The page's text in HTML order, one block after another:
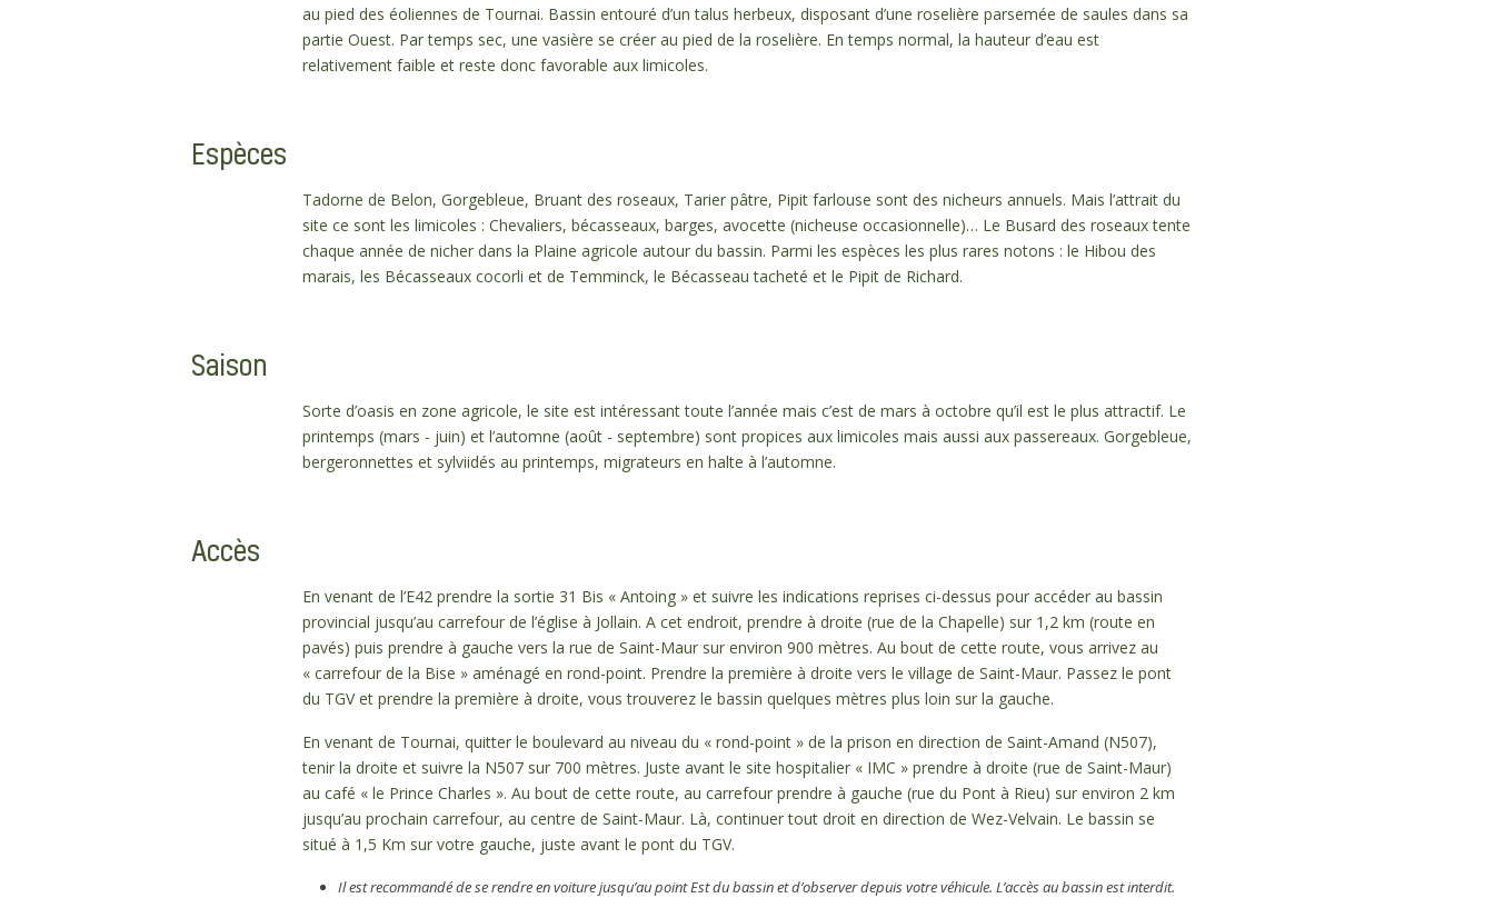
au pied des éoliennes de Tournai. Bassin entouré d’un talus herbeux, disposant d’une roselière parsemée de saules dans sa
partie Ouest. Par temps sec, une vasière se créer au pied de la roselière. En temps normal, la hauteur d’eau est
relativement faible et reste donc favorable aux limicoles.
Espèces
Tadorne de Belon, Gorgebleue, Bruant des roseaux, Tarier pâtre, Pipit farlouse sont des nicheurs annuels. Mais l’attrait du
site ce sont les limicoles : Chevaliers, bécasseaux, barges, avocette (nicheuse occasionnelle)… Le Busard des roseaux tente
chaque année de nicher dans la Plaine agricole autour du bassin. Parmi les espèces les plus rares notons : le Hibou des
marais, les Bécasseaux cocorli et de Temminck, le Bécasseau tacheté et le Pipit de Richard.
Saison
Sorte d’oasis en zone agricole, le site est intéressant toute l’année mais c’est de mars à octobre qu’il est le plus attractif. Le
printemps (mars - juin) et l’automne (août - septembre) sont propices aux limicoles mais aussi aux passereaux. Gorgebleue,
bergeronnettes et sylviidés au printemps, migrateurs en halte à l’automne.
Accès
En venant de l’E42 prendre la sortie 31 Bis « Antoing » et suivre les indications reprises ci-dessus pour accéder au bassin
provincial jusqu’au carrefour de l’église à Jollain. A cet endroit, prendre à droite (rue de la Chapelle) sur 1,2 km (route en
pavés) puis prendre à gauche vers la rue de Saint-Maur sur environ 900 mètres. Au bout de cette route, vous arrivez au
« carrefour de la Bise » aménagé en rond-point. Prendre la première à droite vers le village de Saint-Maur. Passez le pont
du TGV et prendre la première à droite, vous trouverez le bassin quelques mètres plus loin sur la gauche.
En venant de Tournai, quitter le boulevard au niveau du « rond-point » de la prison en direction de Saint-Amand (N507),
tenir la droite et suivre la N507 sur 700 mètres. Juste avant le site hospitalier « IMC » prendre à droite (rue de Saint-Maur)
au café « le Prince Charles ». Au bout de cette route, au carrefour prendre à gauche (rue du Pont à Rieu) sur environ 2 km
jusqu’au prochain carrefour, au centre de Saint-Maur. Là, continuer tout droit en direction de Wez-Velvain. Le bassin se
situé à 1,5 Km sur votre gauche, juste avant le pont du TGV.
Il est recommandé de se rendre en voiture jusqu’au point Est du bassin et d’observer depuis votre véhicule. L’accès au bassin est interdit.